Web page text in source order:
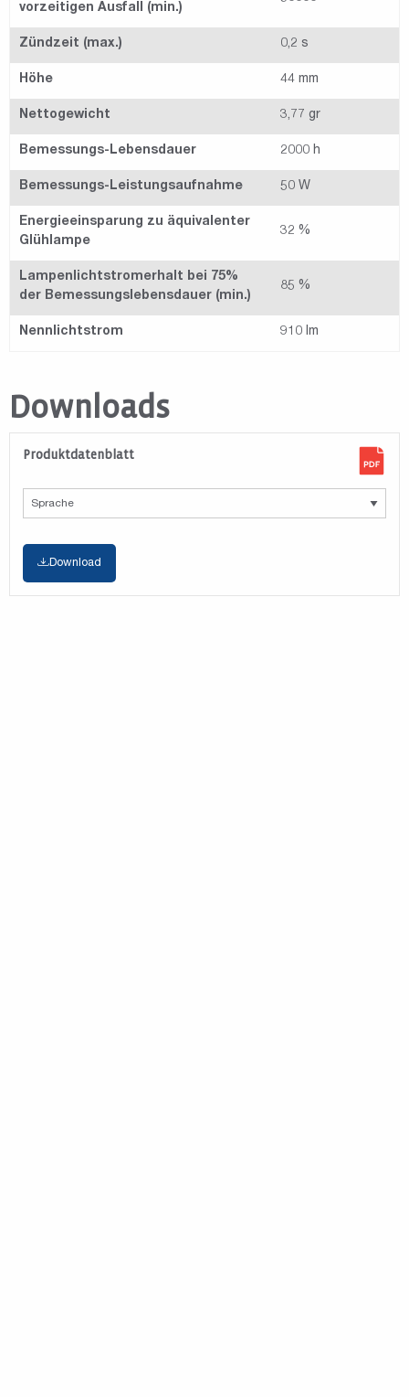
vorzeitigen Ausfall (min.)
Zündzeit (max.) 0,2 s
Höhe 44 mm
Nettogewicht 3,77 gr
Bemessungs-Lebensdauer 2000 h
Bemessungs-Leistungsaufnahme 50 W
Energieeinsparung zu äquivalenter
Glühlampe
32 %
Lampenlichtstromerhalt bei 75%
der Bemessungslebensdauer (min.)
85 %
Nennlichtstrom 910 lm
Downloads
Produktdatenblatt
Download